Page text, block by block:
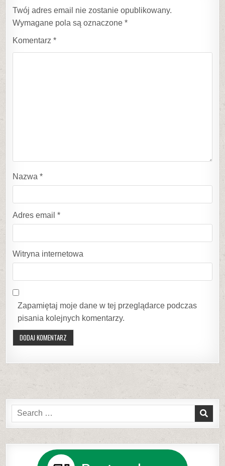
Twój adres email nie zostanie opublikowany.
Wymagane pola są oznaczone*
Komentarz*
Nazwa*
Adres email*
Witryna internetowa
Zapamiętaj moje dane w tej przeglądarce podczas
pisania kolejnych komentarzy.
Search
for: